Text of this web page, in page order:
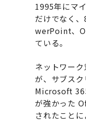
1995年にマ
だけでなく
werPoint、
ている。
ネットワー
が、サブス
Microsoft
が強かった
されたこと